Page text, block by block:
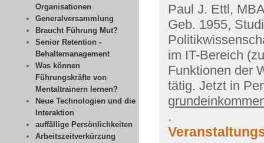
Organisationen
Generalversammlung
Braucht Führung Mut?
Senior Retention -
Behaltemanagement
Was können
Führungskräfte von
Mentaltrainern lernen?
Neue Technologien und die
Interaktion
auffällige Persönlichkeiten
Arbeitszeitverkürzung
Paul J. Ettl,
Geb. 1955,
im IT-Bereich
Funktionen der
tätig. Jetzt in
.